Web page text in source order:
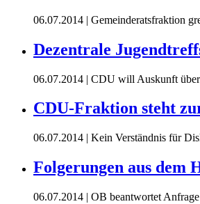
06.07.2014 | Gemeinderatsfraktion
Dezentrale
06.07.2014 | CDU will Auskunft über
CDU-Fraktion steht
06.07.2014 | Kein Verständnis für
Folgerungen aus dem
06.07.2014 | OB beantwortet